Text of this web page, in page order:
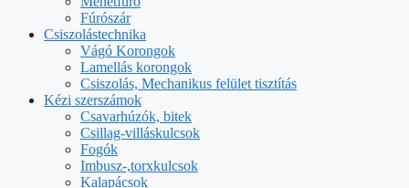
Fúrószár
Csiszolástechnika
Vágó Korongok
Lamellás korongok
Csiszolás, Mechanikus felület tisztítás
Kézi szerszámok
Csavarhúzók, bitek
Csillag-villáskulcsok
Fogók
Imbusz-,torxkulcsok
Kalapácsok